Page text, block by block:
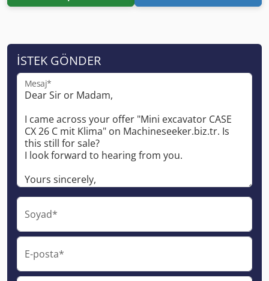
İSTEK GÖNDER
Mesaj*
Soyad*
E-posta*